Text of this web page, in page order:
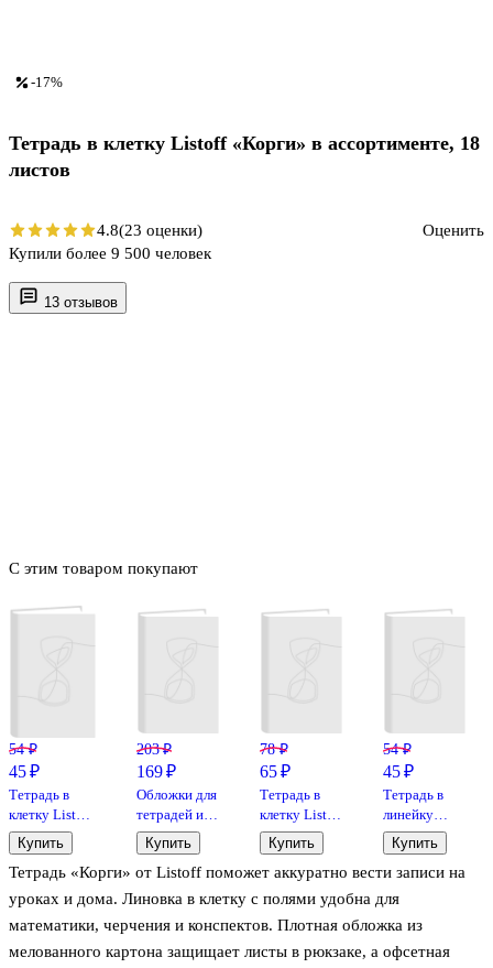
13 отзывов
Тетрадь «Корги» от Listoff поможет аккуратно вести записи на
уроках и дома. Линовка в клетку с полями удобна для
математики, черчения и конспектов. Плотная обложка из
мелованного картона защищает листы в рюкзаке, а офсетная
С этим товаром покупают
54 ₽
45 ₽
Тетрадь в
клетку Listoff
«Милые
щенки» в
ассортименте,
12 листов
Купить
203 ₽
169 ₽
Обложки для
тетрадей и
дневников,
100 мкм,
210х350 мм,
Топ-Спин, 10
Купить
78 ₽
65 ₽
Тетрадь в
клетку Listoff
«Великие
корги» в
ассортименте,
24 листа
Купить
54 ₽
45 ₽
Тетрадь в
линейку
Listoff
«Цветные
сны» в
ассортименте,
Купить
-17%
Тетрадь в клетку Listoff «Корги» в ассортименте, 18
листов
4.8(23 оценки)
Оценить
Купили более 9 500 человек